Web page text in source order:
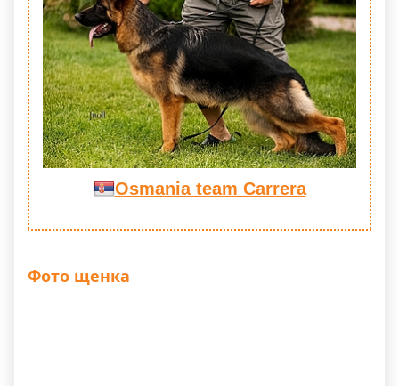
Osmania team Carrera
Фото щенка